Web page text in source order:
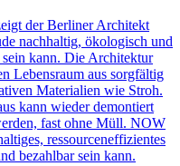
der Berliner Architekt
nachhaltig, ökologisch und
kann. Die Architektur
Lebensraum aus sorgfältig
Materialien wie Stroh.
kann wieder demontiert
fast ohne Müll. NOW
ressourceneffizientes
bezahlbar sein kann.